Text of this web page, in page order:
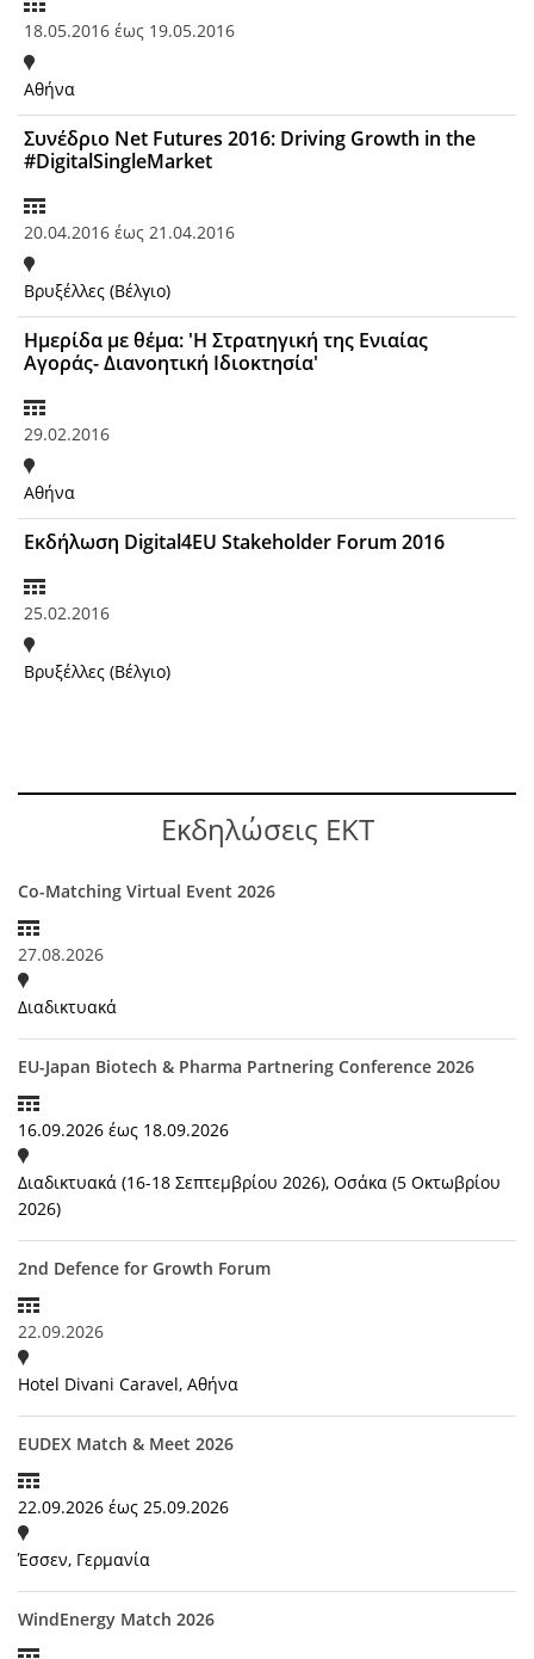
18.05.2016 έως 19.05.2016
Αθήνα
Συνέδριο Net Futures 2016: Driving Growth in the
#DigitalSingleMarket
20.04.2016 έως 21.04.2016
Βρυξέλλες (Βέλγιο)
Ημερίδα με θέμα: 'Η Στρατηγική της Ενιαίας
Αγοράς- Διανοητική Ιδιοκτησία'
29.02.2016
Αθήνα
Εκδήλωση Digital4EU Stakeholder Forum 2016
25.02.2016
Βρυξέλλες (Βέλγιο)
Εκδηλώσεις ΕΚΤ
Co-Matching Virtual Event 2026
27.08.2026
Διαδικτυακά
EU-Japan Biotech & Pharma Partnering Conference 2026
16.09.2026 έως 18.09.2026
Διαδικτυακά (16-18 Σεπτεμβρίου 2026), Οσάκα (5 Οκτωβρίου
2026)
2nd Defence for Growth Forum
22.09.2026
Hotel Divani Caravel, Αθήνα
EUDEX Match & Meet 2026
22.09.2026 έως 25.09.2026
Έσσεν, Γερμανία
WindEnergy Match 2026